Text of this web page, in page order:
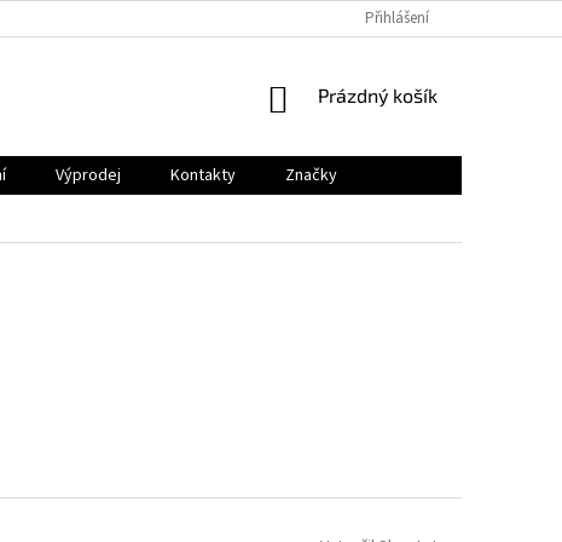
Přihlášení
NÁKUPNÍ
Prázdný košík
Výprodej Kontakty
Značky